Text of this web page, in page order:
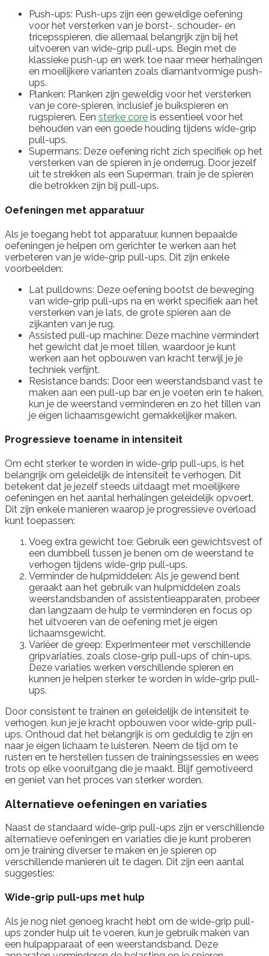
Push-ups: Push-ups zijn een geweldige oefening
voor het versterken van je borst-, schouder- en
tricepsspieren, die allemaal belangrijk zijn bij het
uitvoeren van wide-grip pull-ups. Begin met de
klassieke push-up en werk toe naar meer herhalingen
en moeilijkere varianten zoals diamantvormige push-
ups.
Planken: Planken zijn geweldig voor het versterken
van je core-spieren, inclusief je buikspieren en
rugspieren. Een sterke core is essentieel voor het
behouden van een goede houding tijdens wide-grip
pull-ups.
Supermans: Deze oefening richt zich specifiek op het
versterken van de spieren in je onderrug. Door jezelf
uit te strekken als een Superman, train je de spieren
die betrokken zijn bij pull-ups.
Oefeningen met apparatuur
Als je toegang hebt tot apparatuur, kunnen bepaalde
oefeningen je helpen om gerichter te werken aan het
verbeteren van je wide-grip pull-ups. Dit zijn enkele
voorbeelden:
Lat pulldowns: Deze oefening bootst de beweging
van wide-grip pull-ups na en werkt specifiek aan het
versterken van je lats, de grote spieren aan de
zijkanten van je rug.
Assisted pull-up machine: Deze machine vermindert
het gewicht dat je moet tillen, waardoor je kunt
werken aan het opbouwen van kracht terwijl je je
techniek verfijnt.
Resistance bands: Door een weerstandsband vast te
maken aan een pull-up bar en je voeten erin te haken,
kun je de weerstand verminderen en zo het tillen van
je eigen lichaamsgewicht gemakkelijker maken.
Progressieve toename in intensiteit
Om echt sterker te worden in wide-grip pull-ups, is het
belangrijk om geleidelijk de intensiteit te verhogen. Dit
betekent dat je jezelf steeds uitdaagt met moeilijkere
oefeningen en het aantal herhalingen geleidelijk opvoert.
Dit zijn enkele manieren waarop je progressieve overload
kunt toepassen:
Voeg extra gewicht toe: Gebruik een gewichtsvest of
een dumbbell tussen je benen om de weerstand te
verhogen tijdens wide-grip pull-ups.
Verminder de hulpmiddelen: Als je gewend bent
geraakt aan het gebruik van hulpmiddelen zoals
weerstandsbanden of assistentieapparaten, probeer
dan langzaam de hulp te verminderen en focus op
het uitvoeren van de oefening met je eigen
lichaamsgewicht.
Variëer de greep: Experimenteer met verschillende
gripvariaties, zoals close-grip pull-ups of chin-ups.
Deze variaties werken verschillende spieren en
kunnen je helpen sterker te worden in wide-grip pull-
ups.
Door consistent te trainen en geleidelijk de intensiteit te
verhogen, kun je je kracht opbouwen voor wide-grip pull-
ups. Onthoud dat het belangrijk is om geduldig te zijn en
naar je eigen lichaam te luisteren. Neem de tijd om te
rusten en te herstellen tussen de trainingssessies en wees
trots op elke vooruitgang die je maakt. Blijf gemotiveerd
en geniet van het proces van sterker worden.
Alternatieve oefeningen en variaties
Naast de standaard wide-grip pull-ups zijn er verschillende
alternatieve oefeningen en variaties die je kunt proberen
om je training diverser te maken en je spieren op
verschillende manieren uit te dagen. Dit zijn een aantal
suggesties:
Wide-grip pull-ups met hulp
Als je nog niet genoeg kracht hebt om de wide-grip pull-
ups zonder hulp uit te voeren, kun je gebruik maken van
een hulpapparaat of een weerstandsband. Deze